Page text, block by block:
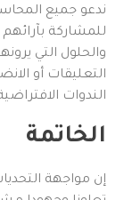
ندعو جميع
للمشاركة
والحلول التي
التعليقات أو
الندوات
الخاتمة
إن مواجهة